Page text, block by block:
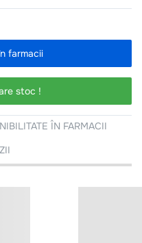
farmacii
stoc !
ÎN FARMACII